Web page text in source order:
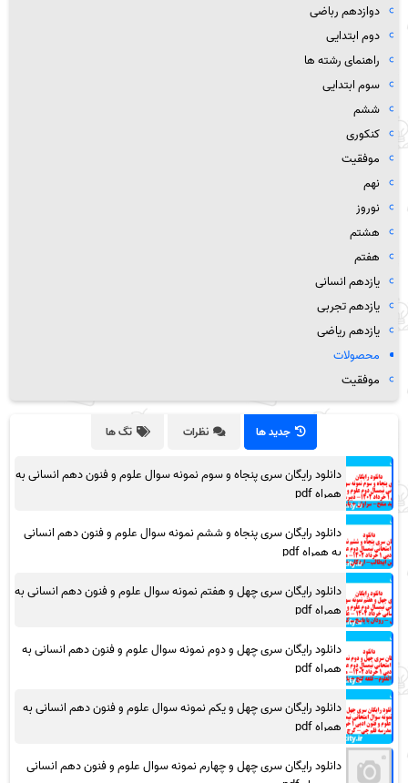
دوازدهم رباضی
دوم ابتدایی
راهنمای رشته ها
سوم ابتدایی
ششم
کنکوری
موفقیت
نهم
نوروز
هشتم
هفتم
یازدهم انسانی
یازدهم تجربی
یازدهم ریاضی
محصولات
موفقیت
جدید ها نظرات تگ ها
دانلود رایگان سری پنجاه و سوم نمونه سوال علوم و فنون دهم انسانی به
همراه pdf
دانلود رایگان سری پنجاه و ششم نمونه سوال علوم و فنون دهم انسانی
به همراه pdf
دانلود رایگان سری چهل و هفتم نمونه سوال علوم و فنون دهم انسانی به
همراه pdf
دانلود رایگان سری چهل و دوم نمونه سوال علوم و فنون دهم انسانی به
همراه pdf
دانلود رایگان سری چهل و یکم نمونه سوال علوم و فنون دهم انسانی به
همراه pdf
دانلود رایگان سری چهل و چهارم نمونه سوال علوم و فنون دهم انسانی